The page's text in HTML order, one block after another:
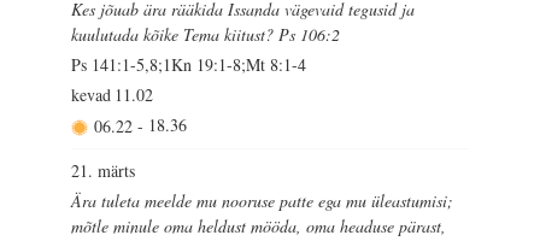
Kes jõuab ära rääkida Issanda vägevaid tegusid ja
kuulutada kõike Tema kiitust? Ps 106:2
Ps 141:1-5,8;1Kn 19:1-8;Mt 8:1-4
kevad 11.02
06.22 - 18.36
21. märts
Ära tuleta meelde mu nooruse patte ega mu üleastumisi;
mõtle minule oma heldust mööda, oma headuse pärast,